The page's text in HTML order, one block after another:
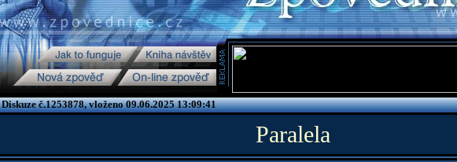
Diskuze č.1253878, vloženo 09.06.2025 13:09:41
Paralela